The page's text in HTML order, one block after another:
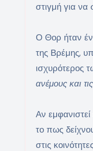
στιγμή για
Ο Θορ ήταν
της Βρέμης,
ισχυρότερος
ανέμους και
Αν
το πως
στις